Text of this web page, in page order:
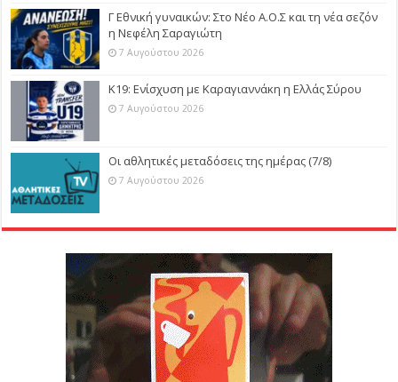
Γ Εθνική γυναικών: Στο Νέο Α.Ο.Σ και τη νέα σεζόν
η Νεφέλη Σαραγιώτη
7 Αυγούστου 2026
Κ19: Ενίσχυση με Καραγιαννάκη η Ελλάς Σύρου
7 Αυγούστου 2026
Οι αθλητικές μεταδόσεις της ημέρας (7/8)
7 Αυγούστου 2026